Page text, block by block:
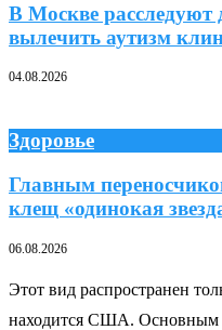
В Москве расследуют
вылечить аутизм
04.08.2026
Здоровье
Главным
клещ «одинокая
06.08.2026
Этот вид распространен
находится США. Основным